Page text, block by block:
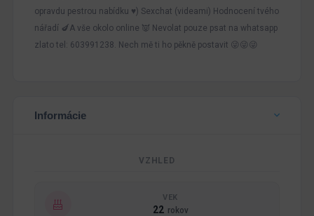
opravdu pestrou nabídku ♥️) Sexchat (videami) Hodnocení tvého
nářadí 🍆A vše okolo online 👿 Nevolat pouze psat na whatsapp
zlato tel: 603991238. Nech mě ti ho pěkně postavit 😜😜😜
Informácie
VZHLED
VEK
22 rokov